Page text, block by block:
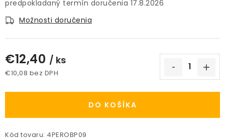
Podmienky ochrany osobných údajov
17.8.2026
Možnosti doručenia
€12,40 / ks
€10,08 bez DPH
DO KOŠÍKA
Kód tovaru: 4PEROBP09